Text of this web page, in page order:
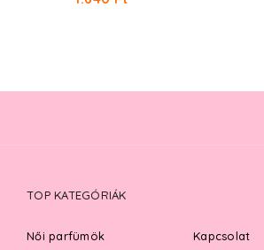
TOP KATEGÓRIÁK
Női parfümök
Kapcsolat